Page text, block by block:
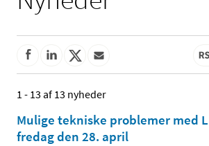
1 - 13 af 13 nyheder
Mulige tekniske problemer med
fredag den 28. april